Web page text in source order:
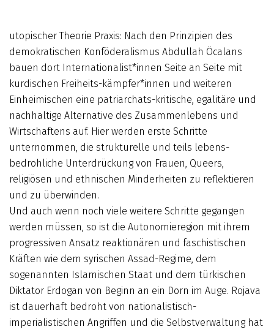
utopischer Theorie Praxis: Nach den Prinzipien des
demokratischen Konföderalismus Abdullah Öcalans
bauen dort Internationalist*innen Seite an Seite mit
kurdischen Freiheits-kämpfer*innen und weiteren
Einheimischen eine patriarchats-kritische, egalitäre und
nachhaltige Alternative des Zusammenlebens und
Wirtschaftens auf. Hier werden erste Schritte
unternommen, die strukturelle und teils lebens-
bedrohliche Unterdrückung von Frauen, Queers,
religiösen und ethnischen Minderheiten zu reflektieren
und zu überwinden.
Und auch wenn noch viele weitere Schritte gegangen
werden müssen, so ist die Autonomieregion mit ihrem
progressiven Ansatz reaktionären und faschistischen
Kräften wie dem syrischen Assad-Regime, dem
sogenannten Islamischen Staat und dem türkischen
Diktator Erdogan von Beginn an ein Dorn im Auge. Rojava
ist dauerhaft bedroht von nationalistisch-
imperialistischen Angriffen und die Selbstverwaltung hat